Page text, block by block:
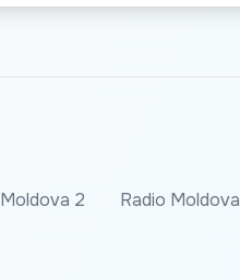
Moldova 2 Radio Moldova